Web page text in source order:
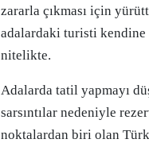
zararla çıkması için
adalardaki turisti
nitelikte.
Adalarda tatil yapmayı
sarsıntılar nedeniyle
noktalardan biri olan